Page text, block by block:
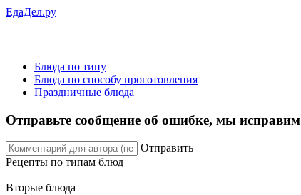
ЕдаДел.ру
Блюда по типу
Блюда по способу проготовления
Праздничные блюда
Отправьте сообщение об ошибке, мы исправим
Отправить
Рецепты по типам блюд
Вторые блюда